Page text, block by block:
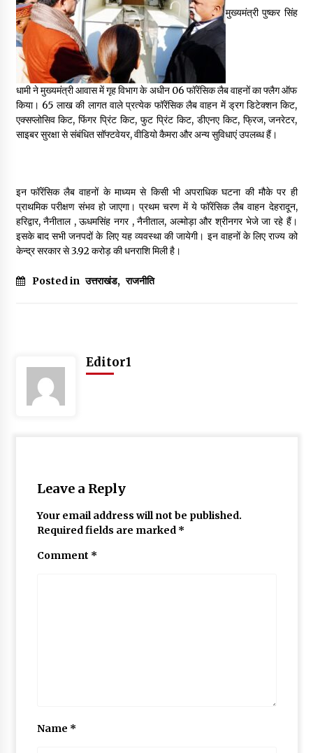
May 16, 2022
Thought Of The Day 14 May
May 14, 2022
Thought Of The Day 13 May
May 13, 2022
May 12, 2022
Thought Of The Day 11 May
Thought Of The Day 9 May
मुख्यमंत्री पुष्कर सिंह
धामी ने मुख्यमंत्री आवास में गृह विभाग के अधीन 06 फॉरेंसिक लैब वाहनों का फ्लैग ऑफ
किया। ₹65 लाख की लागत वाले प्रत्येक फॉरेंसिक लैब वाहन में ड्रग डिटेक्शन किट,
एक्सप्लोसिव किट, फिंगर प्रिंट किट, फुट प्रिंट किट, डीएनए किट, फ्रिज, जनरेटर,
साइबर सुरक्षा से संबंधित सॉफ्टवेयर, वीडियो कैमरा और अन्य सुविधाएं उपलब्ध हैं।
इन फॉरेंसिक लैब वाहनों के माध्यम से किसी भी अपराधिक घटना की मौके पर ही
प्राथमिक परीक्षण संभव हो जाएगा। प्रथम चरण में ये फॉरेंसिक लैब वाहन देहरादून,
हरिद्वार, नैनीताल , ऊधमसिंह नगर , नैनीताल, अल्मोड़ा और श्रीनगर भेजे जा रहे हैं।
इसके बाद सभी जनपदों के लिए यह व्यवस्था की जायेगी। इन वाहनों के लिए राज्य को
केन्द्र सरकार से ₹3.92 करोड़ की धनराशि मिली है।
Posted in उत्तराखंड, राजनीति
Editor1
Leave a Reply
Your email address will not be published.
Required fields are marked *
Comment *
Name *